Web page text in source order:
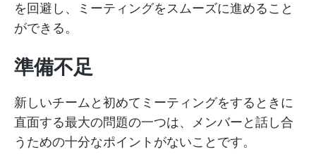
を回避し、ミーティングをスムーズに進めること
ができる。
準備不足
新しいチームと初めてミーティングをするときに
直面する最大の問題の一つは、メンバーと話し合
うための十分なポイントがないことです。